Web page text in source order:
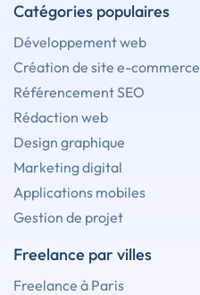
Catégories populaires
Développement web
Création de site e-commerce
Référencement SEO
Rédaction web
Design graphique
Marketing digital
Applications mobiles
Gestion de projet
Freelance par villes
Freelance à Paris